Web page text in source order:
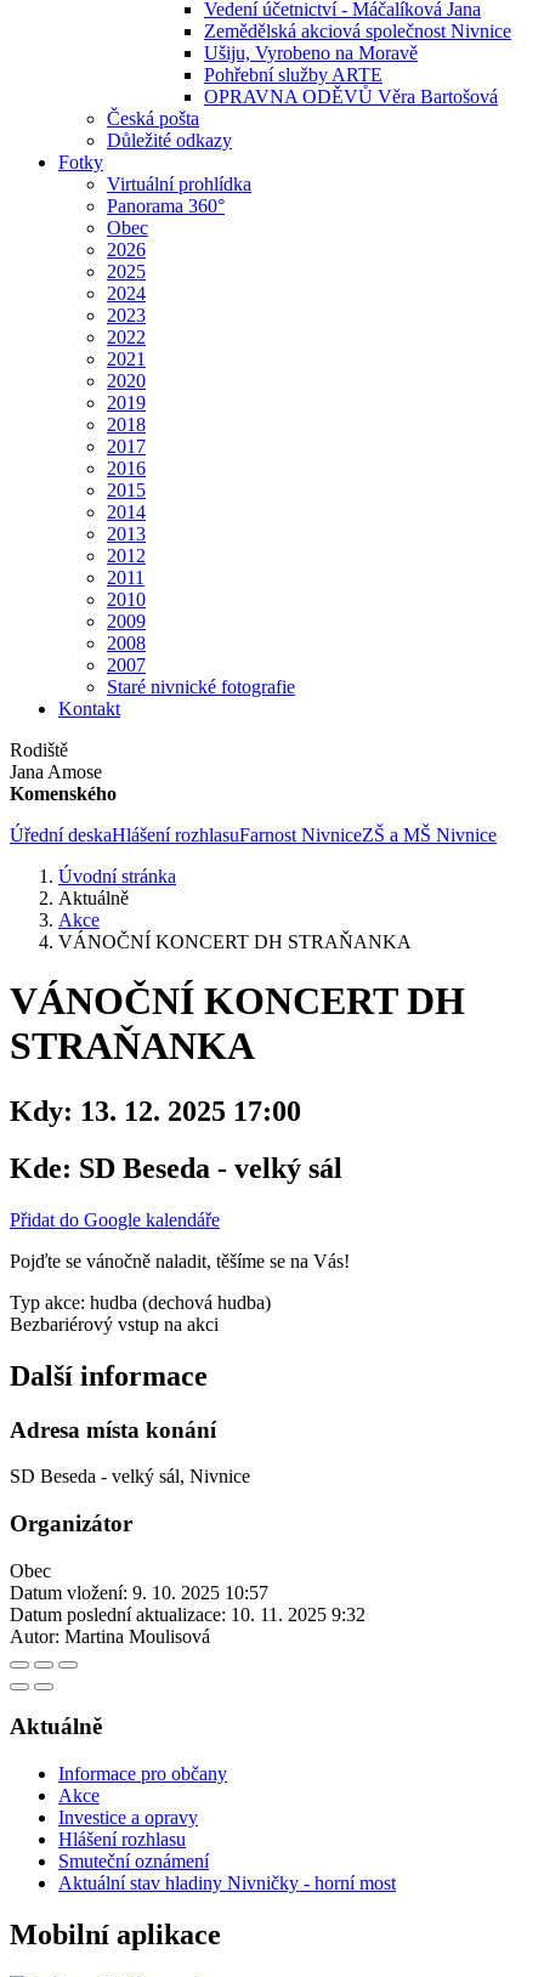
Vedení účetnictví - Máčalíková Jana
Zemědělská akciová společnost Nivnice
Ušiju, Vyrobeno na Moravě
Pohřební služby ARTE
OPRAVNA ODĚVŮ Věra Bartošová
Česká pošta
Důležité odkazy
Fotky
Virtuální prohlídka
Panorama 360°
Obec
2026
2025
2024
2023
2022
2021
2020
2019
2018
2017
2016
2015
2014
2013
2012
2011
2010
2009
2008
2007
Staré nivnické fotografie
Kontakt
Rodiště
Jana Amose
Komenského
Úřední deskaHlášení rozhlasuFarnost NivniceZŠ a MŠ Nivnice
Úvodní stránka
Aktuálně
Akce
VÁNOČNÍ KONCERT DH STRAŇANKA
VÁNOČNÍ KONCERT DH
STRAŇANKA
Kdy: 13. 12. 2025 17:00
Kde: SD Beseda - velký sál
Přidat do Google kalendáře
Pojďte se vánočně naladit, těšíme se na Vás!
Typ akce: hudba (dechová hudba)
Bezbariérový vstup na akci
Další informace
Adresa místa konání
SD Beseda - velký sál, Nivnice
Organizátor
Obec
Datum vložení: 9. 10. 2025 10:57
Datum poslední aktualizace: 10. 11. 2025 9:32
Autor: Martina Moulisová
Aktuálně
Informace pro občany
Akce
Investice a opravy
Hlášení rozhlasu
Smuteční oznámení
Aktuální stav hladiny Nivničky - horní most
Mobilní aplikace